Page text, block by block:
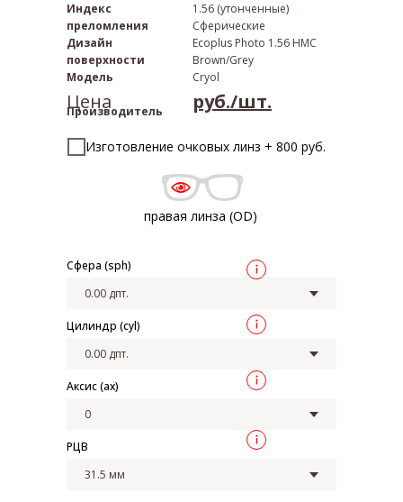
Сфера (sph)
Цилиндр (cyl)
Аксис (ax)
РЦВ
Индекс
преломления
Дизайн
поверхности
Модель
Производитель
1.56 (утонченные)
Сферические
Ecoplus Photo 1.56 HMC
Brown/Grey
Cryol
Цена руб./шт.
правая линза (OD)
Изготовление очковых линз + 800 руб.